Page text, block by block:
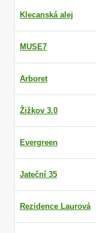
Klecanská alej
MUSE7
Arboret
Žižkov 3.0
Evergreen
Jateční 35
Rezidence Laurová